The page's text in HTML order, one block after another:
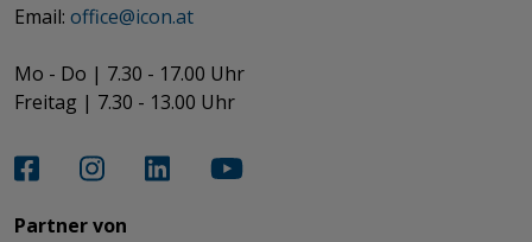
​​​​​​​Email: office@­icon.at
Mo - Do | 7.30 - 17.00 Uhr
Freitag | 7.30 - 13.00 Uhr​​​​​​​
Partner von​​​​​​